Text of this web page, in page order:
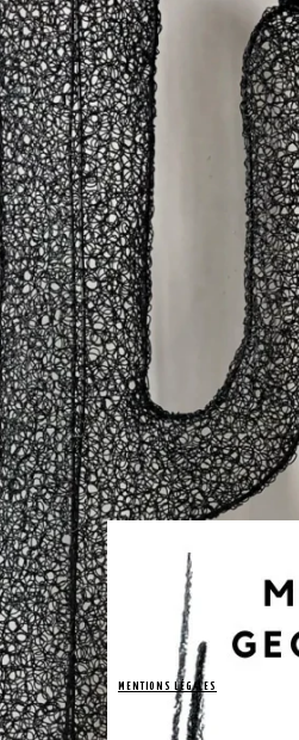
MENTIONS LÉGALES